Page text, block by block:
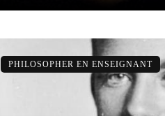
PHILOSOPHER EN ENSEIGNANT